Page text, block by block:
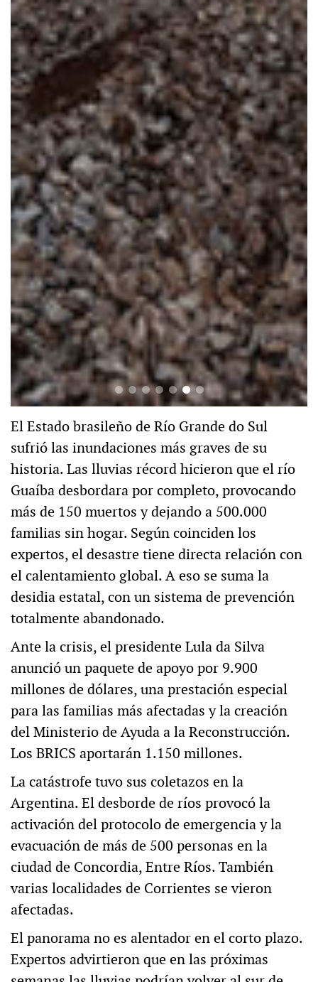
El Estado brasileño de Río Grande do Sul
sufrió las inundaciones más graves de su
historia. Las lluvias récord hicieron que el río
Guaíba desbordara por completo, provocando
más de 150 muertos y dejando a 500.000
familias sin hogar. Según coinciden los
expertos, el desastre tiene directa relación con
el calentamiento global. A eso se suma la
desidia estatal, con un sistema de prevención
totalmente abandonado.
Ante la crisis, el presidente Lula da Silva
anunció un paquete de apoyo por 9.900
millones de dólares, una prestación especial
para las familias más afectadas y la creación
del Ministerio de Ayuda a la Reconstrucción.
Los BRICS aportarán 1.150 millones.
La catástrofe tuvo sus coletazos en la
Argentina. El desborde de ríos provocó la
activación del protocolo de emergencia y la
evacuación de más de 500 personas en la
ciudad de Concordia, Entre Ríos. También
varias localidades de Corrientes se vieron
afectadas.
El panorama no es alentador en el corto plazo.
Expertos advirtieron que en las próximas